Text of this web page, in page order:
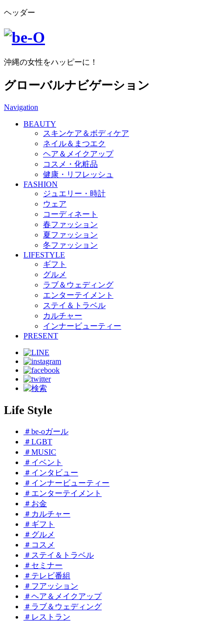
ヘッダー
沖縄の女性をハッピーに！
グローバルナビゲーション
Navigation
BEAUTY
スキンケア＆ボディケア
ネイル＆まつエク
ヘア＆メイクアップ
コスメ・化粧品
健康・リフレッシュ
FASHION
ジュエリー・時計
ウェア
コーディネート
春ファッション
夏ファッション
冬ファッション
LIFESTYLE
ギフト
グルメ
ラブ＆ウェディング
エンターテイメント
ステイ＆トラベル
カルチャー
インナービューティー
PRESENT
Life Style
＃be-oガール
＃LGBT
＃MUSIC
＃イベント
＃インタビュー
＃インナービューティー
＃エンターテイメント
＃お金
＃カルチャー
＃ギフト
＃グルメ
＃コスメ
＃ステイ＆トラベル
＃セミナー
＃テレビ番組
＃フアッション
＃ヘア＆メイクアップ
＃ラブ＆ウェディング
＃レストラン